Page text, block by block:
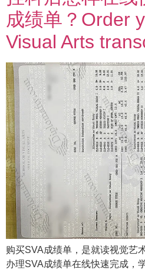
成绩单？Order
Visual Arts
购买SVA成绩单，是就读视觉艺
办理SVA成绩单在线快速完成，